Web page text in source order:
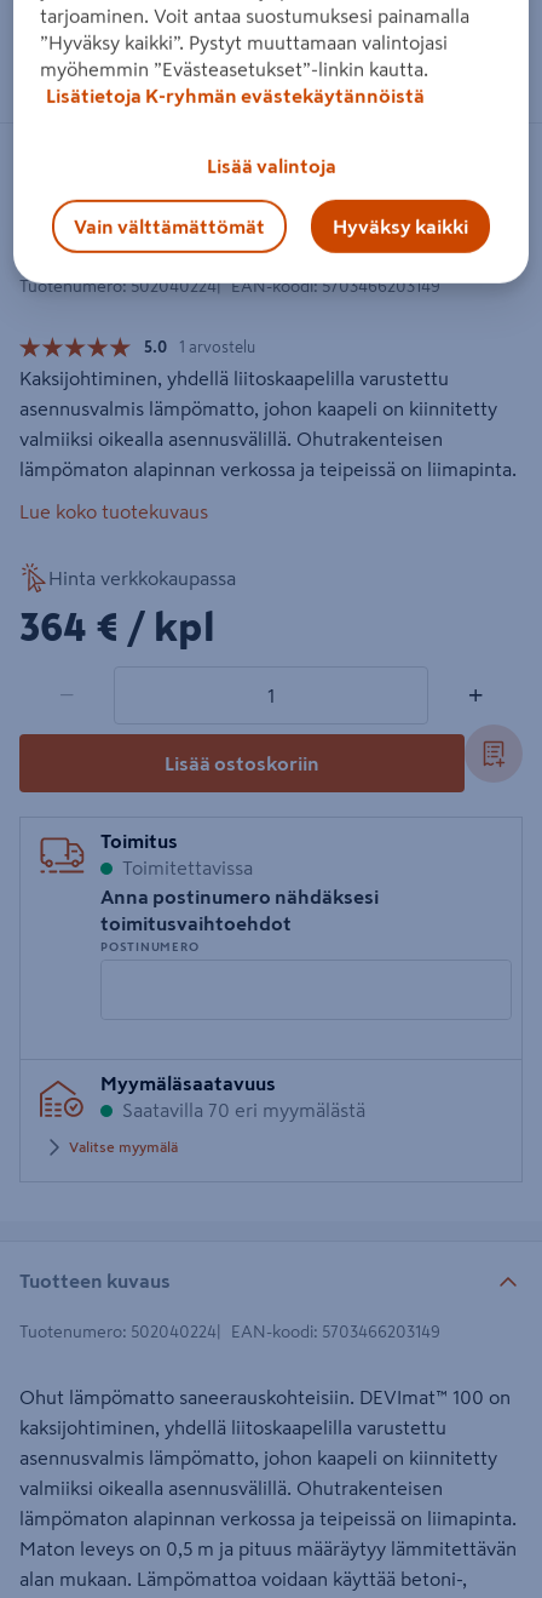
Zoomaa kuvaa sormilla kosketusnäytöllä
Lämpökaapelimatto DEVI DTIF-100
600W 230V 0,5x12m
Tuotenumero:502040224 EAN-koodi:5703466203149
5.0 1 arvostelu
Kaksijohtiminen, yhdellä liitoskaapelilla varustettu
asennusvalmis lämpömatto, johon kaapeli on kiinnitetty
valmiiksi oikealla asennusvälillä. Ohutrakenteisen
lämpömaton alapinnan verkossa ja teipeissä on liimapinta.
Lue koko tuotekuvaus
Hinta verkkokaupassa
364€/kpl
364 € / kpl
− +
Lisää ostoskoriin
Toimitus
Toimitettavissa
Anna postinumero nähdäksesi
toimitusvaihtoehdot
POSTINUMERO
postinumero
Myymäläsaatavuus
Saatavilla 70 eri myymälästä
Valitse myymälä
Tuotteen kuvaus
Tuotenumero: 502040224 EAN-koodi: 5703466203149
Ohut lämpömatto saneerauskohteisiin. DEVImat™ 100 on
kaksijohtiminen, yhdellä liitoskaapelilla varustettu
asennusvalmis lämpömatto, johon kaapeli on kiinnitetty
valmiiksi oikealla asennusvälillä. Ohutrakenteisen
lämpömaton alapinnan verkossa ja teipeissä on liimapinta.
Maton leveys on 0,5 m ja pituus määräytyy lämmitettävän
alan mukaan. Lämpömattoa voidaan käyttää betoni-,
tarjoaminen. Voit antaa suostumuksesi painamalla
”Hyväksy kaikki”. Pystyt muuttamaan valintojasi
myöhemmin ”Evästeasetukset”-linkin kautta.
Lisätietoja K-ryhmän evästekäytännöistä
Lisää valintoja
Vain välttämättömät Hyväksy kaikki